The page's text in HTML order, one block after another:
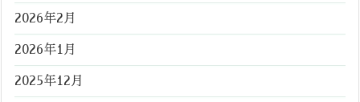
2026年2月
2026年1月
2025年12月